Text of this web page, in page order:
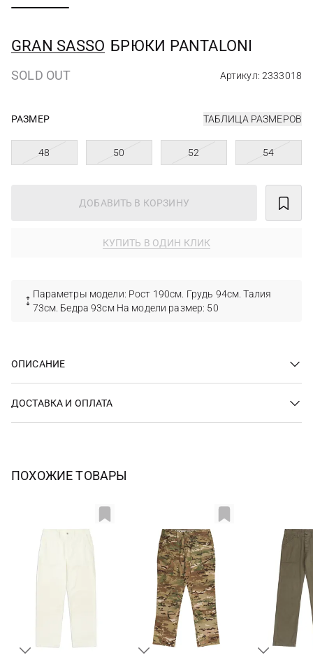
GRAN SASSO БРЮКИ PANTALONI
SOLD OUT Артикул: 2333018
РАЗМЕР ТАБЛИЦА РАЗМЕРОВ
48 50 52 54
ДОБАВИТЬ В КОРЗИНУ
КУПИТЬ В ОДИН КЛИК
Параметры модели: Рост 190см. Грудь 94см. Талия
73см. Бедра 93см На модели размер: 50
ОПИСАНИЕ
ДОСТАВКА И ОПЛАТА
ПОХОЖИЕ ТОВАРЫ